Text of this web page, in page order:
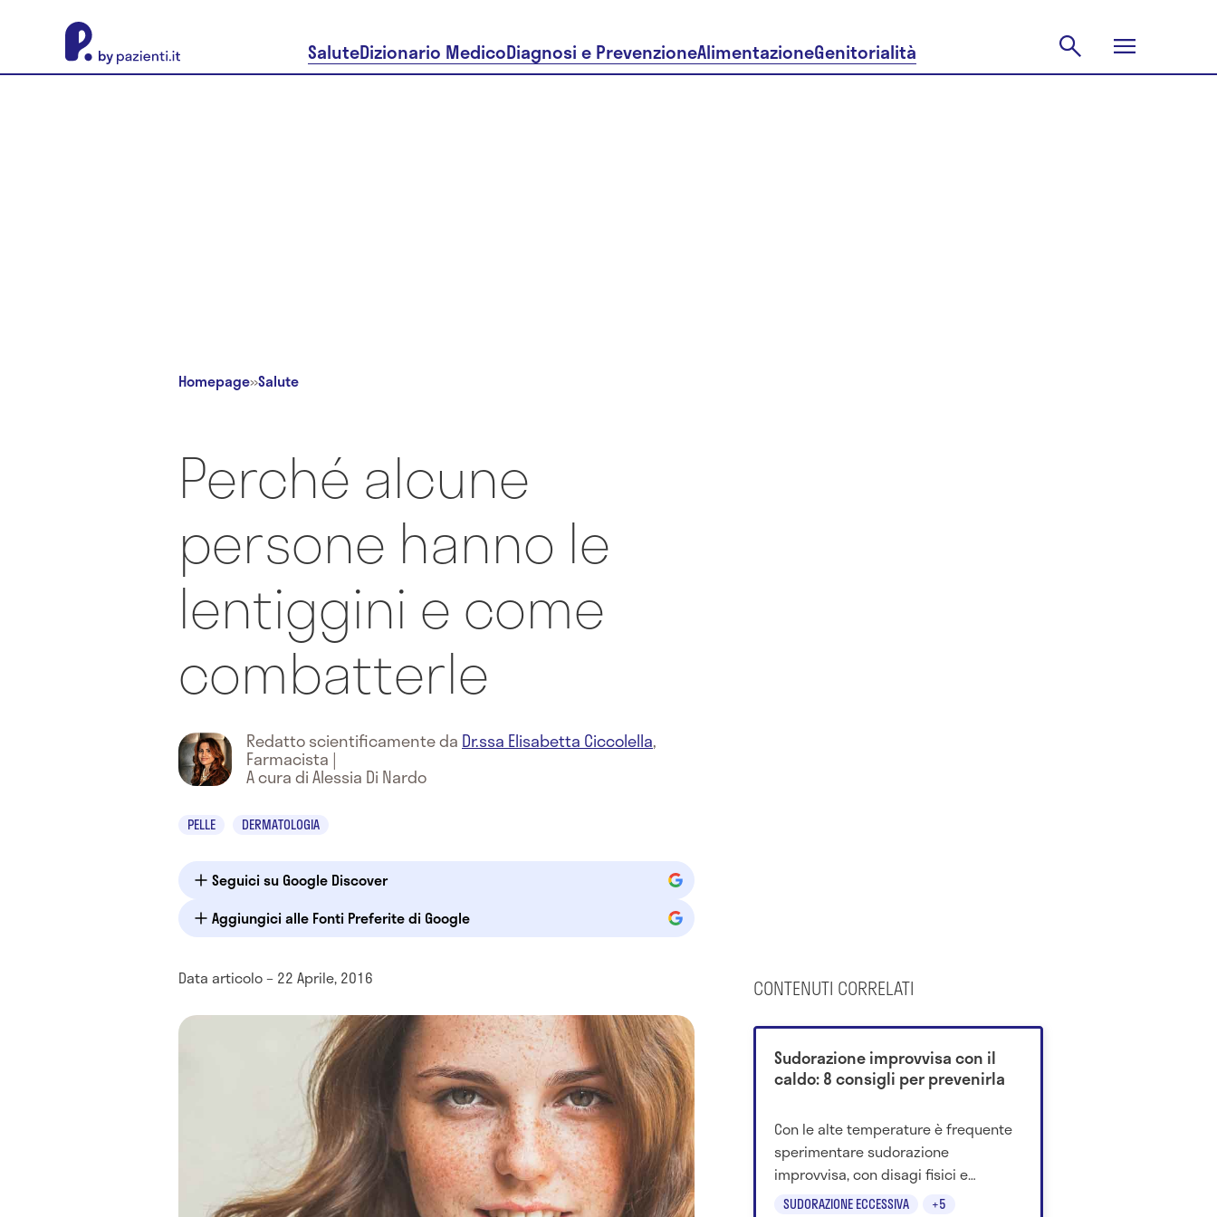
SaluteDizionario MedicoDiagnosi e PrevenzioneAlimentazioneGenitorialità
Homepage»Salute
Perché alcune
persone hanno le
lentiggini e come
combatterle
Redatto scientificamente da Dr.ssa Elisabetta Ciccolella,
Farmacista |
A cura di Alessia Di Nardo
PELLE DERMATOLOGIA
Seguici su Google Discover
Aggiungici alle Fonti Preferite di Google
Data articolo – 22 Aprile, 2016 CONTENUTI CORRELATI
SUDORAZIONE ECCESSIVA +5
Sudorazione improvvisa con il
caldo: 8 consigli per prevenirla
Con le alte temperature è frequente
sperimentare sudorazione
improvvisa, con disagi fisici e
psicologici. Cosa fare per